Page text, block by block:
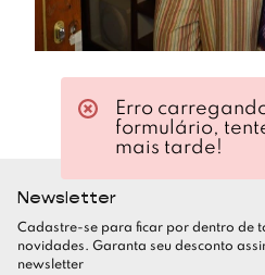
Newsletter
Cadastre-se para ficar por dentro de
novidades. Garanta seu desconto
newsletter
Erro
formulário,
mais tarde!